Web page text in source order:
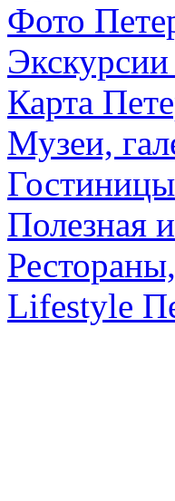
Фото
Карта
Музеи,
Полезная
Lifestyle